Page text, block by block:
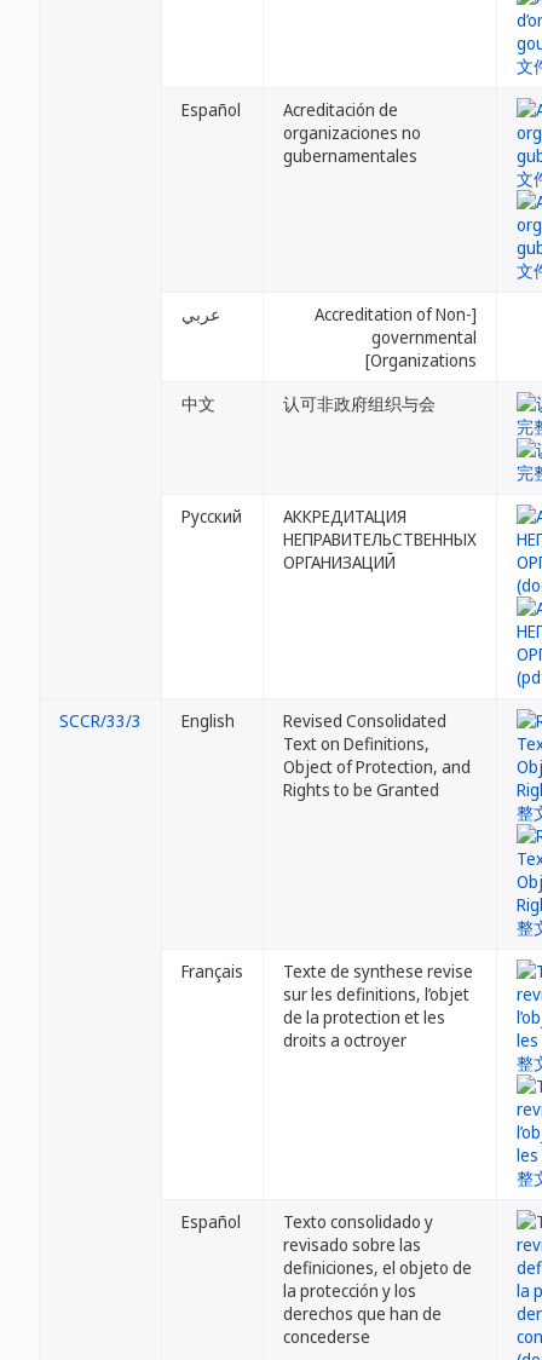
Español
Acreditación de
organizaciones no
gubernamentales
عربي
[Accreditation of Non-
governmental
Organizations]
中文
认可非政府组织与会
Русский
АККРЕДИТАЦИЯ
НЕПРАВИТЕЛЬСТВЕННЫХ
ОРГАНИЗАЦИЙ
SCCR/33/3 English
Revised Consolidated
Text on Definitions,
Object of Protection, and
Rights to be Granted
Français
Texte de synthese revise
sur les definitions, l’objet
de la protection et les
droits a octroyer
Español
Texto consolidado y
revisado sobre las
definiciones, el objeto de
la protección y los
derechos que han de
concederse